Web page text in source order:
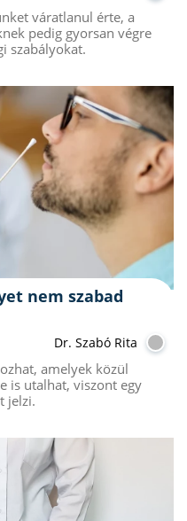
váratlanul érte, a
pedig gyorsan végre
szabályokat.
nem szabad
Dr. Szabó Rita
amelyek közül
is utalhat, viszont egy
jelzi.